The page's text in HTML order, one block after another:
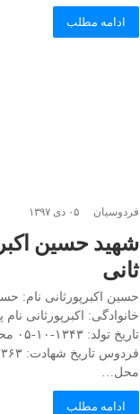
ادامه مطلب
فردوسیان ۰۵ دی ۱۳۹۷
شهید حسین
ثانی
حسین‌ اکبرپورثانی‌ نام:
خانوادگی: اکبرپورثانی‌
تاریخ
محل…
ادامه مطلب